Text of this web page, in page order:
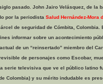
pasado. John Jairo Velásquez, de la
por la periodista Salud Hernández-Mora
de seguridad de Cómbita, Colombia.
informar sobre un acontecimiento
de un “reinsertado” miembro del
de personajes como Escobar,
serie televisiva que ve el público latino
Colombia) y su mérito indudable es